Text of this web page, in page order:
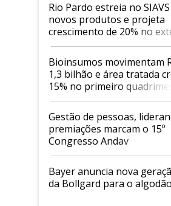
Rio Pardo estreia no
novos produtos e projeta
crescimento de 20% no
Bioinsumos movimentam
1,3 bilhão e área tratada
15% no primeiro
de 2026
Gestão de pessoas,
premiações marcam o 15º
Congresso Andav
Bayer anuncia nova
da Bollgard para o algodão